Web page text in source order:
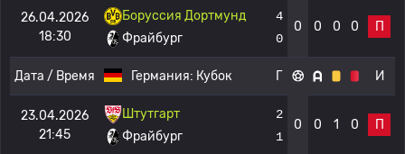
26.04.2026
18:30
Боруссия Дортмунд
Фрайбург
4
0
0 0 0 0 П
Дата / Время Германия: Кубок Г И
23.04.2026
21:45
Штутгарт
Фрайбург
2
1
0 0 1 0 П